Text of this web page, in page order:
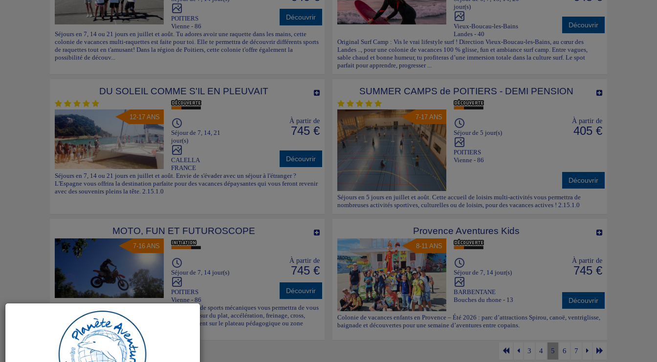
POITIERS
Vienne - 86
Découvrir
Séjours en 7, 14 ou 21 jours en juillet et août. Tu adores avoir une raquette dans les mains, cette
colonie de vacances multi-raquettes est faite pour toi. Elle te permettra de découvrir différents sports
de raquettes tout en t'amusant! Dans la région de Poitiers, cette colonie t'offre également la
possibilité de découv...
jour(s)
Vieux-Boucau-les-Bains
Landes - 40
Découvrir
Original Surf Camp : Vis le vrai lifestyle surf ! Direction Vieux-Boucau-les-Bains, au cœur des
Landes .., pour une colonie de vacances 100 % glisse, fun et ambiance surf camp. Entre vagues,
sable chaud et bonne humeur, tu profiteras d’une immersion totale dans la culture surf. Le spot
parfait pour apprendre, progresser ...
DU SOLEIL COMME S'IL EN PLEUVAIT
12-17 ANS
Séjour de 7, 14, 21
jour(s)
CALELLA
FRANCE
À partir de
745 €
Découvrir
Séjours en 7, 14 ou 21 jours en juillet et août. Envie de s'évader avec un séjour à l'étranger ?
L'Espagne vous offrira la destination parfaite pour des vacances dépaysantes qui vous feront revenir
avec des souvenirs pleins la tête. 2.15.1.0
SUMMER CAMPS de POITIERS - DEMI PENSION
7-17 ANS
Séjour de 5 jour(s)
POITIERS
Vienne - 86
À partir de
405 €
Découvrir
Séjours en 5 jours en juillet et août. Cette accueil de loisirs multi-activités vous permettra de
nombreuses activités sportives, culturelles ou de loisirs, pour des vacances actives ! 2.15.1.0
MOTO, FUN ET FUTUROSCOPE
7-16 ANS
Séjour de 7, 14 jour(s)
POITIERS
Vienne - 86
À partir de
745 €
Découvrir
Séjours en 7, 14 ou 21 jours en juillet et août. Ce stage de sports mécaniques vous permettra de vous
familiariser sur un terrain labellisé à la moto. Initiation sur du plat, accélération, freinage, cross,
franchissement de bosse, dérapage... Les jeunes pratiquent sur le plateau pédagogique ou zone
naturelle pour des pl...
Provence Aventures Kids
8-11 ANS
Séjour de 7, 14 jour(s)
BARBENTANE
Bouches du rhone - 13
À partir de
745 €
Découvrir
Colonie de vacances enfants en Provence – Été 2026 : parc d’attractions Spirou, canoë, ventriglisse,
baignade et découvertes pour une semaine d’aventures entre copains.
3 4 5 6 7